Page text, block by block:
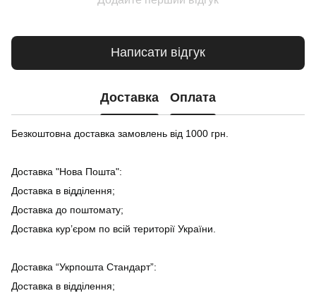
Написати відгук
Доставка Оплата
Безкоштовна доставка замовлень від 1000 грн.
Доставка "Нова Пошта":
Доставка в відділення;
Доставка до поштомату;
Доставка кур’єром по всій території України.
Доставка “Укрпошта Стандарт”:
Доставка в відділення;